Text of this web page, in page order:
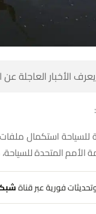
الأخبار العاجلة
للسياحة استكمال
فورية عبر قناة